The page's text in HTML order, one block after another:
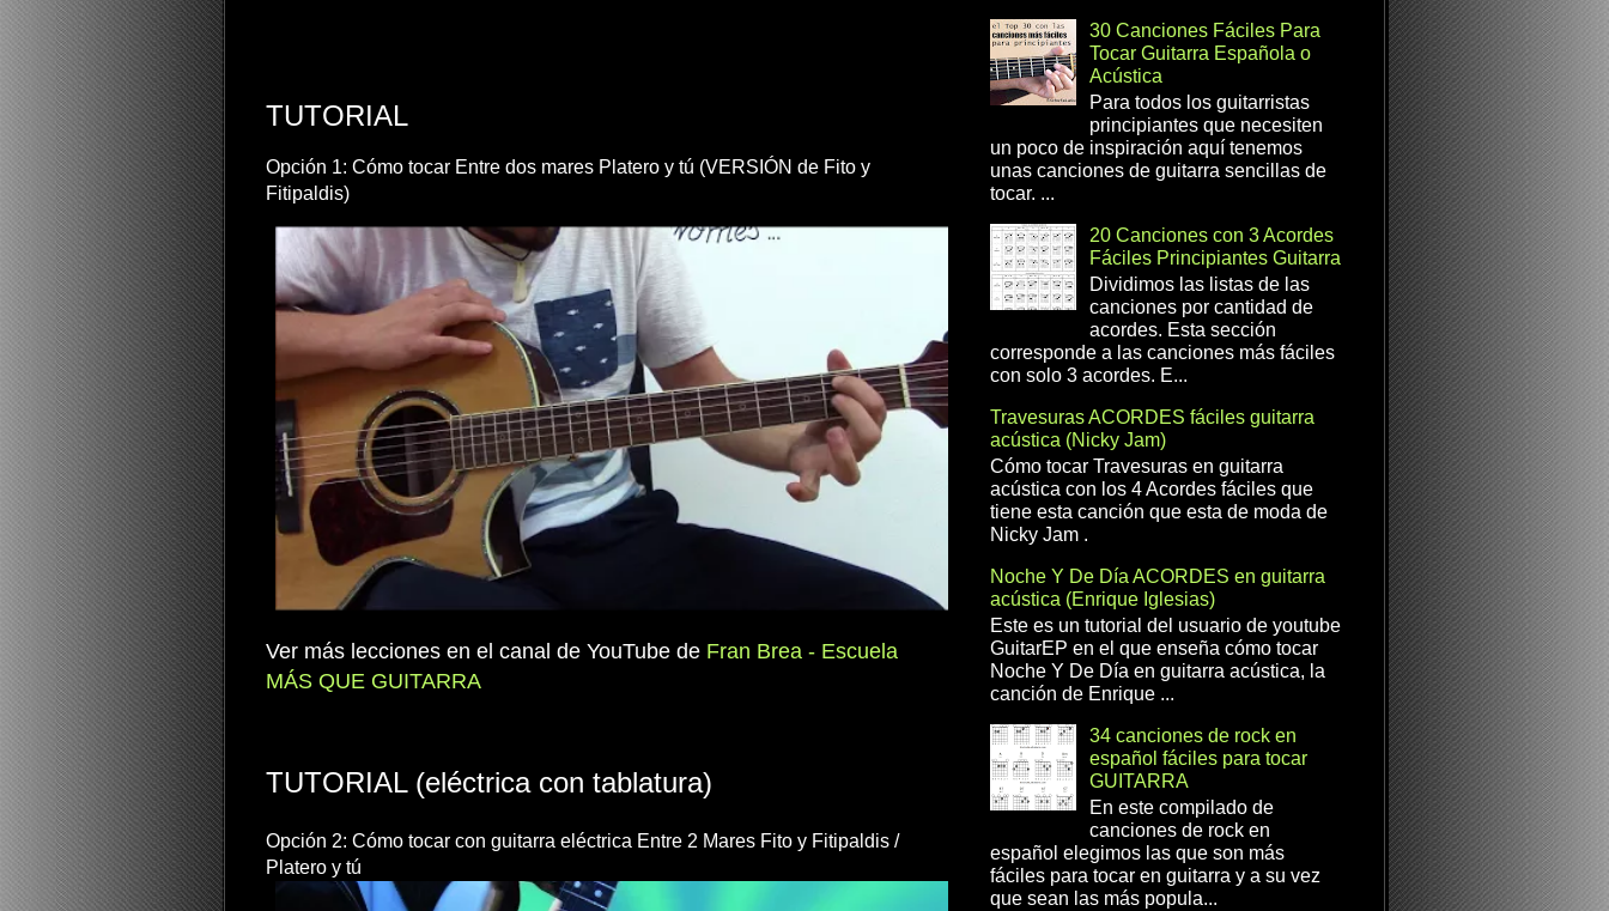
TUTORIAL
Opción 1: Cómo tocar Entre dos mares Platero y tú (VERSIÓN de Fito y
Fitipaldis)
Ver más lecciones en el canal de YouTube de Fran Brea - Escuela
MÁS QUE GUITARRA
TUTORIAL (eléctrica con tablatura)
Opción 2: Cómo tocar con guitarra eléctrica Entre 2 Mares Fito y Fitipaldis /
Platero y tú
30 Canciones Fáciles Para
Tocar Guitarra Española o
Acústica
Para todos los guitarristas
principiantes que necesiten
un poco de inspiración aquí tenemos
unas canciones de guitarra sencillas de
tocar. ...
20 Canciones con 3 Acordes
Fáciles Principiantes Guitarra
Dividimos las listas de las
canciones por cantidad de
acordes. Esta sección
corresponde a las canciones más fáciles
con solo 3 acordes. E...
Travesuras ACORDES fáciles guitarra
acústica (Nicky Jam)
Cómo tocar Travesuras en guitarra
acústica con los 4 Acordes fáciles que
tiene esta canción que esta de moda de
Nicky Jam .
Noche Y De Día ACORDES en guitarra
acústica (Enrique Iglesias)
Este es un tutorial del usuario de youtube
GuitarEP en el que enseña cómo tocar
Noche Y De Día en guitarra acústica, la
canción de Enrique ...
34 canciones de rock en
español fáciles para tocar
GUITARRA
En este compilado de
canciones de rock en
español elegimos las que son más
fáciles para tocar en guitarra y a su vez
que sean las más popula...